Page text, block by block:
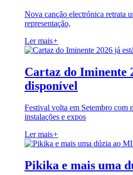
Nova canção electrónica retrata
representação,
Ler mais+
Cartaz do Iminente
disponível
Festival volta em Setembro com
instalações e expos
Ler mais+
Pikika e mais uma